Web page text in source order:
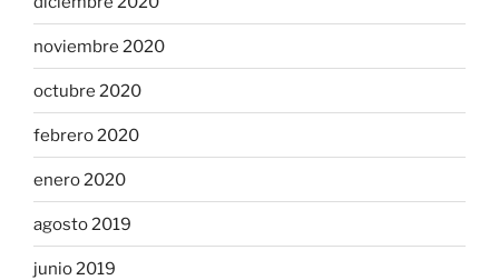
noviembre 2020
octubre 2020
febrero 2020
enero 2020
agosto 2019
junio 2019